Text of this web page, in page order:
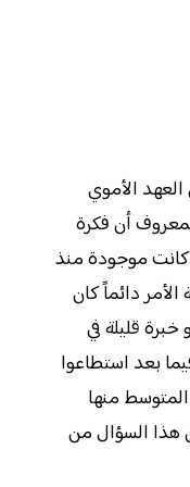
الأموي
أن فكرة
كانت موجودة منذ
دائماً كان
قليلة في
بعد استطاعوا
منها
هذا السؤال من